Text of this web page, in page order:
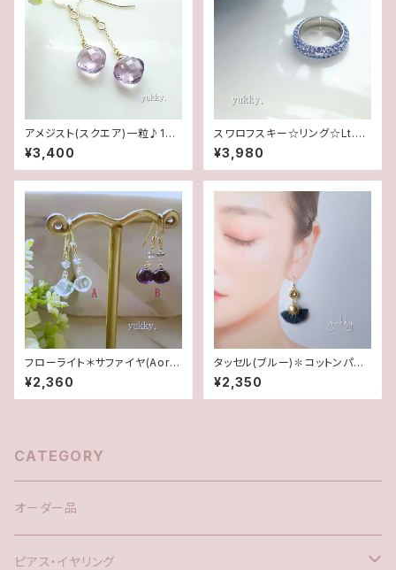
アメジスト(スクエア)一粒♪14k
gfピアス
¥3,400
スワロフスキー☆リング☆Lt.サ
ファイヤ(11.5号)
¥3,980
フローライト＊サファイヤ(AorB)
1ペア♪14kgfピアス
¥2,360
タッセル(ブルー)✽コットンパー
ル✽スワロフスキー(ピアス/イヤ
リング)
¥2,350
CATEGORY
オーダー品
ピアス・イヤリング